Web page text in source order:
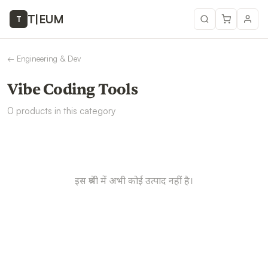
T T|EUM
← Engineering & Dev
Vibe Coding Tools
0 products in this category
इस श्रेणी में अभी कोई उत्पाद नहीं है।